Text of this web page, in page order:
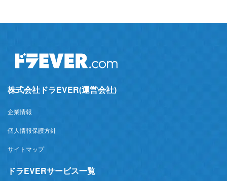
株式会社ドラEVER(運営会社)
企業情報
個人情報保護方針
サイトマップ
ドラEVERサービス一覧